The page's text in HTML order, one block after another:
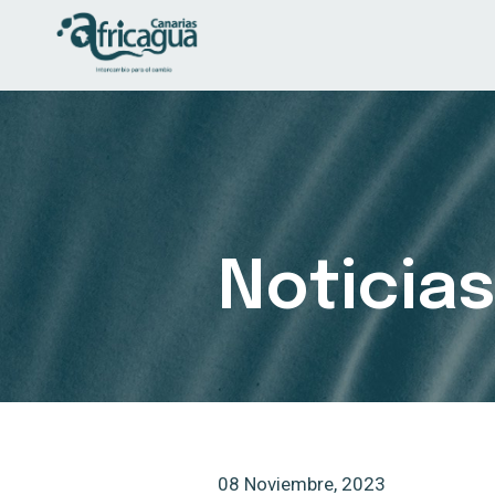
Noticias
08 Noviembre, 2023